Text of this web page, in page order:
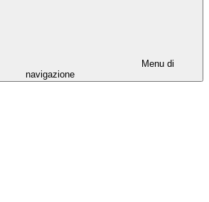
Menu di
navigazione